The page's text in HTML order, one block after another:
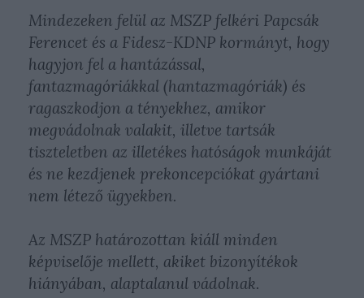
Mindezeken felül az MSZP felkéri Papcsák
Ferencet és a Fidesz-KDNP kormányt, hogy
hagyjon fel a hantázással,
fantazmagóriákkal (hantazmagóriák) és
ragaszkodjon a tényekhez, amikor
megvádolnak valakit, illetve tartsák
tiszteletben az illetékes hatóságok munkáját
és ne kezdjenek prekoncepciókat gyártani
nem létező ügyekben.
Az MSZP határozottan kiáll minden
képviselője mellett, akiket bizonyítékok
hiányában, alaptalanul vádolnak.